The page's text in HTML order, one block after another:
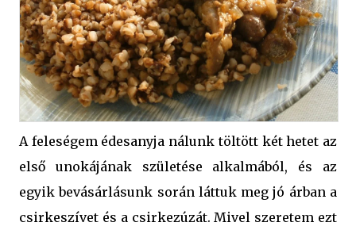
A feleségem édesanyja nálunk töltött két hetet az
első unokájának születése alkalmából, és az
egyik bevásárlásunk során láttuk meg jó árban a
csirkeszívet és a csirkezúzát. Mivel szeretem ezt